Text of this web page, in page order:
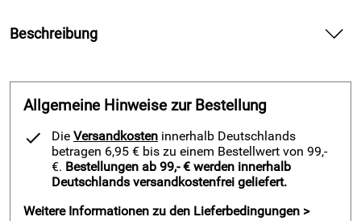
Beschreibung
weiß — liefert frische Luft und sicheren Komfort für Training
und Spiel.
Spüre in diesem Fußball-Kurzarm-Trikot-Set die weiche
Qualität auf deiner Haut und nutze die freie Bewegung bei
jedem Sprint. Atme ruhig dank der luftigen Mesh-Einsätze
und halte Konzentration bis zum Abpfiff. Genieße das rot-
Allgemeine Hinweise zur Bestellung
Die Versandkosten innerhalb Deutschlands
betragen 6,95 € bis zu einem Bestellwert von 99,-
€. Bestellungen ab 99,- € werden innerhalb
Deutschlands versandkostenfrei geliefert.
Weitere Informationen zu den Lieferbedingungen >